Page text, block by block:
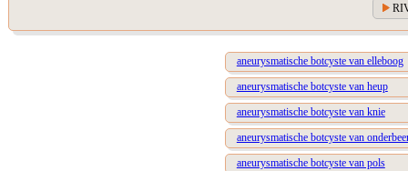
aneurysmatische botcyste van elleboog
aneurysmatische botcyste van heup
aneurysmatische botcyste van knie
aneurysmatische botcyste van
aneurysmatische botcyste van pols